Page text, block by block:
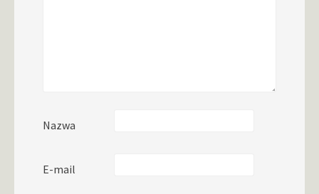
Nazwa
E-mail